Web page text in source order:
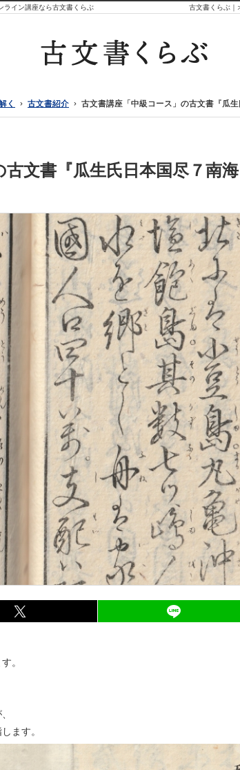
く 古文書紹介 古文書講座「中級コース」の古文書『瓜
文書『瓜生氏日本国尽７南海
古文書くらぶ｜
ライン講座なら古文書くらぶ
。
ます。
く 古文書紹介 古文書講座「中級コース」の古文書『瓜